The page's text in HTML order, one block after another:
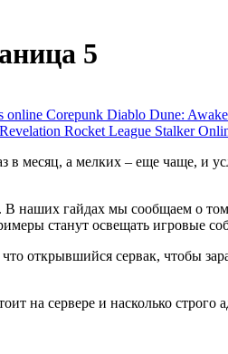
5
online Corepunk Diablo Dune:
Revelation Rocket League Stalker
месяц, а мелких – еще чаще, и
В наших гайдах мы сообщаем о
станут освещать игровые
открывшийся сервак, чтобы
на сервере и насколько